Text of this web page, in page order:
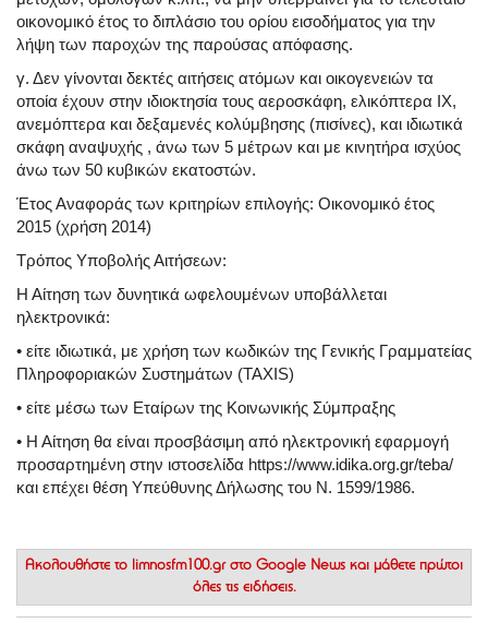
οικονομικό έτος το διπλάσιο του ορίου εισοδήματος για την
λήψη των παροχών της παρούσας απόφασης.
γ. Δεν γίνονται δεκτές αιτήσεις ατόμων και οικογενειών τα
οποία έχουν στην ιδιοκτησία τους αεροσκάφη, ελικόπτερα IX,
ανεμόπτερα και δεξαμενές κολύμβησης (πισίνες), και ιδιωτικά
σκάφη αναψυχής , άνω των 5 μέτρων και με κινητήρα ισχύος
άνω των 50 κυβικών εκατοστών.
Έτος Αναφοράς των κριτηρίων επιλογής: Οικονομικό έτος
2015 (χρήση 2014)
Τρόπος Υποβολής Αιτήσεων:
Η Αίτηση των δυνητικά ωφελουμένων υποβάλλεται
ηλεκτρονικά:
• είτε ιδιωτικά, με χρήση των κωδικών της Γενικής Γραμματείας
Πληροφοριακών Συστημάτων (TAXIS)
• είτε μέσω των Εταίρων της Κοινωνικής Σύμπραξης
• Η Αίτηση θα είναι προσβάσιμη από ηλεκτρονική εφαρμογή
προσαρτημένη στην ιστοσελίδα https://www.idika.org.gr/teba/
και επέχει θέση Υπεύθυνης Δήλωσης του Ν. 1599/1986.
Ακολουθήστε το limnosfm100.gr στο Google News και μάθετε πρώτοι
όλες τις ειδήσεις.